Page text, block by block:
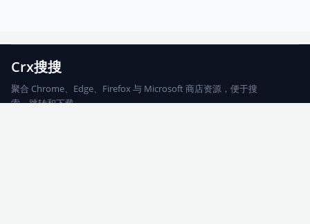
Crx搜搜
聚合 Chrome、Edge、Firefox 与 Microsoft 商店资源，便于搜
索、跳转和下载。